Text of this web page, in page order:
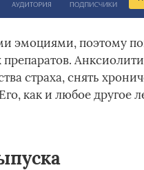
эмоциями, поэтому
страха, снять
как и любое другое